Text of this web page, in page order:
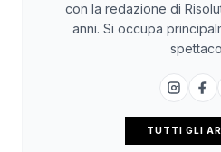
con la redazione di
anni. Si occupa
TUTTI GLI